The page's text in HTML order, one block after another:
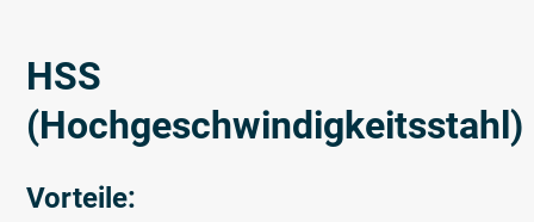
HSS
(Hochgeschwindigkeitsstahl)
Vorteile: